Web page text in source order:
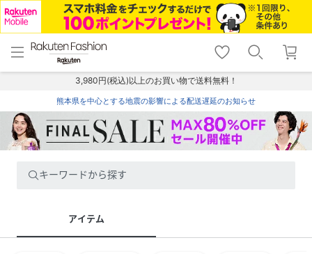
menu home
トップ
shopping_cart lock_outline
ログイン
3,980円(税込)以上のお買い物で送料無料！
熊本県を中心とする地震の影響による配送遅延のお知らせ
キーワードから探す
アイテム